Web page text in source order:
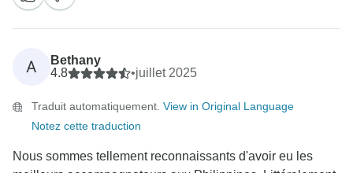
A
Bethany
4.8
•juillet 2025
Traduit automatiquement. View in Original Language
Notez cette traduction
Nous sommes tellement reconnaissants d'avoir eu les